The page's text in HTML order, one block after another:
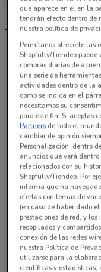
Tienda Sam's
Municipio
2.3 km
Av.
3.8 km
Lorenzo
Ciudad De
5.3 km
Av. Ejército
5.9 km
Blvd. Manuel
que aparece en el en la
tendrán efecto dentro de
nuestra política de
Permítanos ofrecerle las
Shopfully/Tiendeo puede
compras diarias de
una serie de
actividades dentro de la
como se indica en el
necesitamos su
para este fin. Si aceptas
Partners de todo el
cambiar de opinión
Personalización, dentro
anuncios que verá
relacionados con su
Shopfully/Tiendeo. Por
informa que ha
ofertas con temas de
(en caso de haber dado
prestaciones de red, y
recopilados y
conexión de las redes
nuestra Política de
utilizarse para la
científicas y estadísticas,